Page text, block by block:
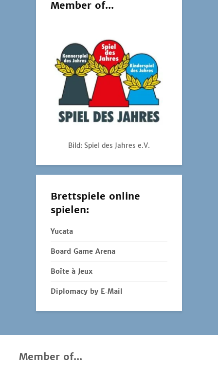
Member of...
Bild: Spiel des Jahres e.V.
Brettspiele online
spielen:
Yucata
Board Game Arena
Boîte à Jeux
Diplomacy by E‑Mail
Member of...